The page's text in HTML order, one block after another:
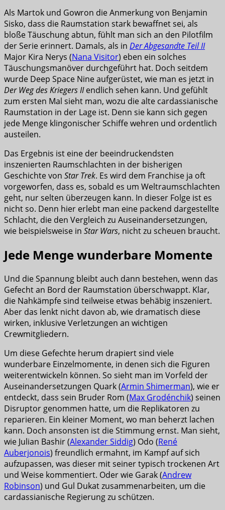
Als Martok und Gowron die Anmerkung von Benjamin
Sisko, dass die Raumstation stark bewaffnet sei, als
bloße Täuschung abtun, fühlt man sich an den Pilotfilm
der Serie erinnert. Damals, als in Der Abgesandte Teil II
Major Kira Nerys (Nana Visitor) eben ein solches
Täuschungsmanöver durchgeführt hat. Doch seitdem
wurde Deep Space Nine aufgerüstet, wie man es jetzt in
Der Weg des Kriegers IIendlich sehen kann. Und gefühlt
zum ersten Mal sieht man, wozu die alte cardassianische
Raumstation in der Lage ist. Denn sie kann sich gegen
jede Menge klingonischer Schiffe wehren und ordentlich
austeilen.
Das Ergebnis ist eine der beeindruckendsten
inszenierten Raumschlachten in der bisherigen
Geschichte von Star Trek. Es wird dem Franchise ja oft
vorgeworfen, dass es, sobald es um Weltraumschlachten
geht, nur selten überzeugen kann. In dieser Folge ist es
nicht so. Denn hier erlebt man eine packend dargestellte
Schlacht, die den Vergleich zu Auseinandersetzungen,
wie beispielsweise in Star Wars, nicht zu scheuen braucht.
Jede Menge wunderbare Momente
Und die Spannung bleibt auch dann bestehen, wenn das
Gefecht an Bord der Raumstation überschwappt. Klar,
die Nahkämpfe sind teilweise etwas behäbig inszeniert.
Aber das lenkt nicht davon ab, wie dramatisch diese
wirken, inklusive Verletzungen an wichtigen
Crewmitgliedern.
Um diese Gefechte herum drapiert sind viele
wunderbare Einzelmomente, in denen sich die Figuren
weiterentwickeln können. So sieht man im Vorfeld der
Auseinandersetzungen Quark (Armin Shimerman), wie er
entdeckt, dass sein Bruder Rom (Max Grodénchik) seinen
Disruptor genommen hatte, um die Replikatoren zu
reparieren. Ein kleiner Moment, wo man beherzt lachen
kann. Doch ansonsten ist die Stimmung ernst. Man sieht,
wie Julian Bashir (Alexander Siddig) Odo (René
Auberjonois) freundlich ermahnt, im Kampf auf sich
aufzupassen, was dieser mit seiner typisch trockenen Art
und Weise kommentiert. Oder wie Garak (Andrew
Robinson) und Gul Dukat zusammenarbeiten, um die
cardassianische Regierung zu schützen.